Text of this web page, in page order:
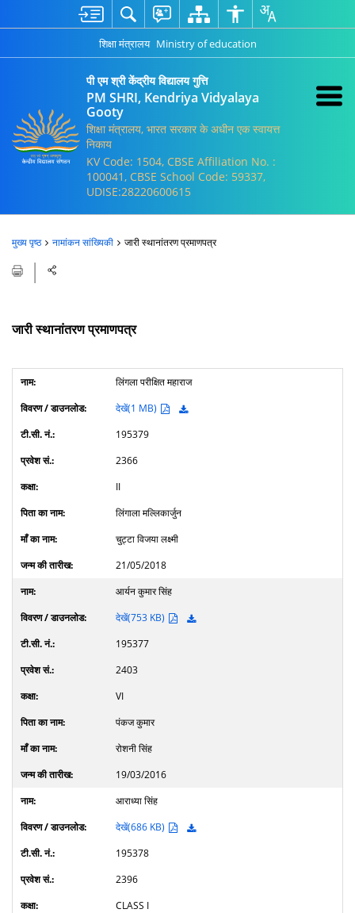
शिक्षा मंत्रालय Ministry of education
पी एम श्री केंद्रीय विद्यालय गुत्ति
PM SHRI, Kendriya Vidyalaya
Gooty
शिक्षा मंत्रालय, भारत सरकार के अधीन एक स्वायत्त
निकाय
KV Code: 1504, CBSE Affiliation No. :
100041, CBSE School Code: 59337,
UDISE:28220600615
मुख्य पृष्ठ नामांकन सांख्यिकी जारी स्थानांतरण प्रमाणपत्र
जारी स्थानांतरण प्रमाणपत्र
लिंगला परीक्षित महाराज
देखें(1 MB)
195379
2366
II
लिंगाला मल्लिकार्जुन
चुट्टा विजया लक्ष्मी
21/05/2018
आर्यन कुमार सिंह
देखें(753 KB)
195377
2403
VI
पंकज कुमार
रोशनी सिंह
19/03/2016
आराध्या सिंह
देखें(686 KB)
195378
2396
CLASS I